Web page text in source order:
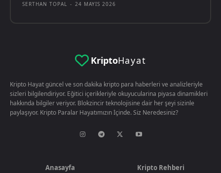
SERTHAN TOPAL - 24 MAYIS 2026
KriptoHayat
Kripto Hayat güncel ve son dakika kripto para haberleri ve analizleriyle
sizleri bilgilendiriyor. Eğitici içerikleriyle okuyucularina piyasa dinamikleri
hakkında bilgiler veriyor. Blokzincir teknolojisine dair her şeyi sizinle
paylaşıyor. Kripto Paralar Hayatımızın İçinde. Siz Neredesiniz?
Anasayfa
Kripto Rehberi